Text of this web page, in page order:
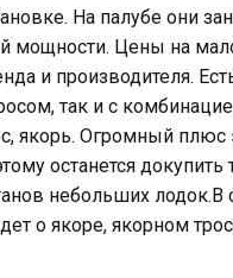
На палубе они
мощности. Цены на
и производителя.
так и с
якорь. Огромный
останется
небольших
о якоре, якорном